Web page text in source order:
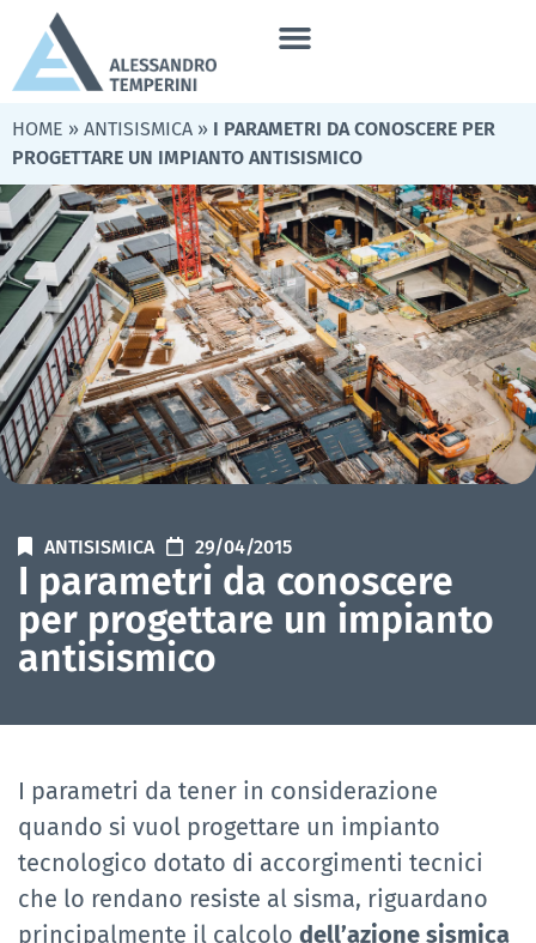
HOME » ANTISISMICA » I PARAMETRI DA CONOSCERE PER
PROGETTARE UN IMPIANTO ANTISISMICO
ANTISISMICA 29/04/2015
I parametri da conoscere
per progettare un impianto
antisismico
I parametri da tener in considerazione
quando si vuol progettare un impianto
tecnologico dotato di accorgimenti tecnici
che lo rendano resiste al sisma, riguardano
principalmente il calcolo dell’azione sismica